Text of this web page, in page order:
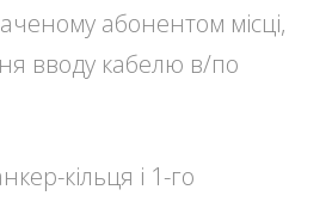
абонентом місці,
вводу кабелю в/по
кільця і 1-го